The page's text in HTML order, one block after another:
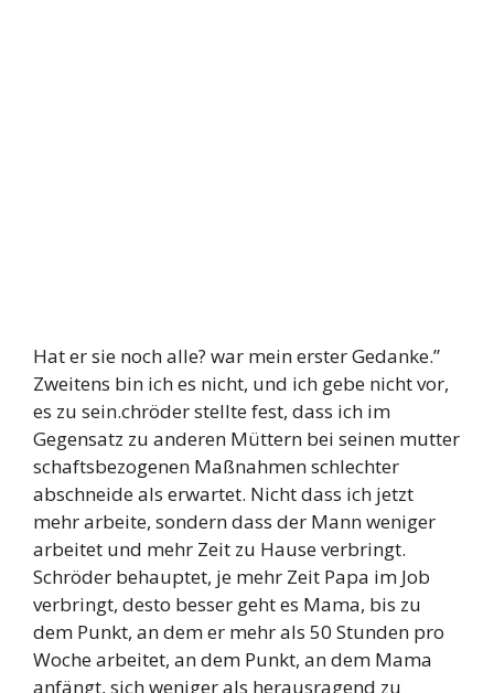
Hat er sie noch alle? war mein erster Gedanke.”
Zweitens bin ich es nicht, und ich gebe nicht vor,
es zu sein.chröder stellte fest, dass ich im
Gegensatz zu anderen Müttern bei seinen mutter
schaftsbezogenen Maßnahmen schlechter
abschneide als erwartet. Nicht dass ich jetzt
mehr arbeite, sondern dass der Mann weniger
arbeitet und mehr Zeit zu Hause verbringt.
Schröder behauptet, je mehr Zeit Papa im Job
verbringt, desto besser geht es Mama, bis zu
dem Punkt, an dem er mehr als 50 Stunden pro
Woche arbeitet, an dem Punkt, an dem Mama
anfängt, sich weniger als herausragend zu